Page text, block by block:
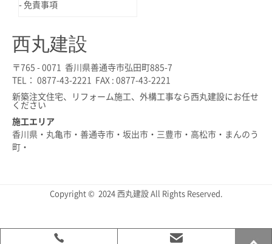
免責事項
西丸建設
〒765 - 0071 香川県善通寺市弘田町885-7
TEL： 0877-43-2221 FAX : 0877-43-2221
新築注文住宅、リフォーム施工、外構工事なら西丸建設にお任せ
ください
施工エリア
香川県・丸亀市・善通寺市・坂出市・三豊市・高松市・まんのう
町・
Copyright © 2024 西丸建設 All Rights Reserved.